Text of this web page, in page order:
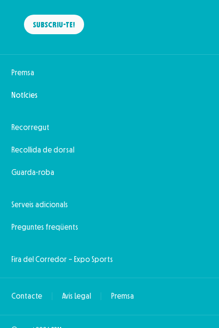
SUBSCRIU-TE!
Premsa
Notícies
Recorregut
Recollida de dorsal
Guarda-roba
Serveis adicionals
Preguntes freqüents
Fira del Corredor – Expo Sports
Contacte Avis Legal Premsa